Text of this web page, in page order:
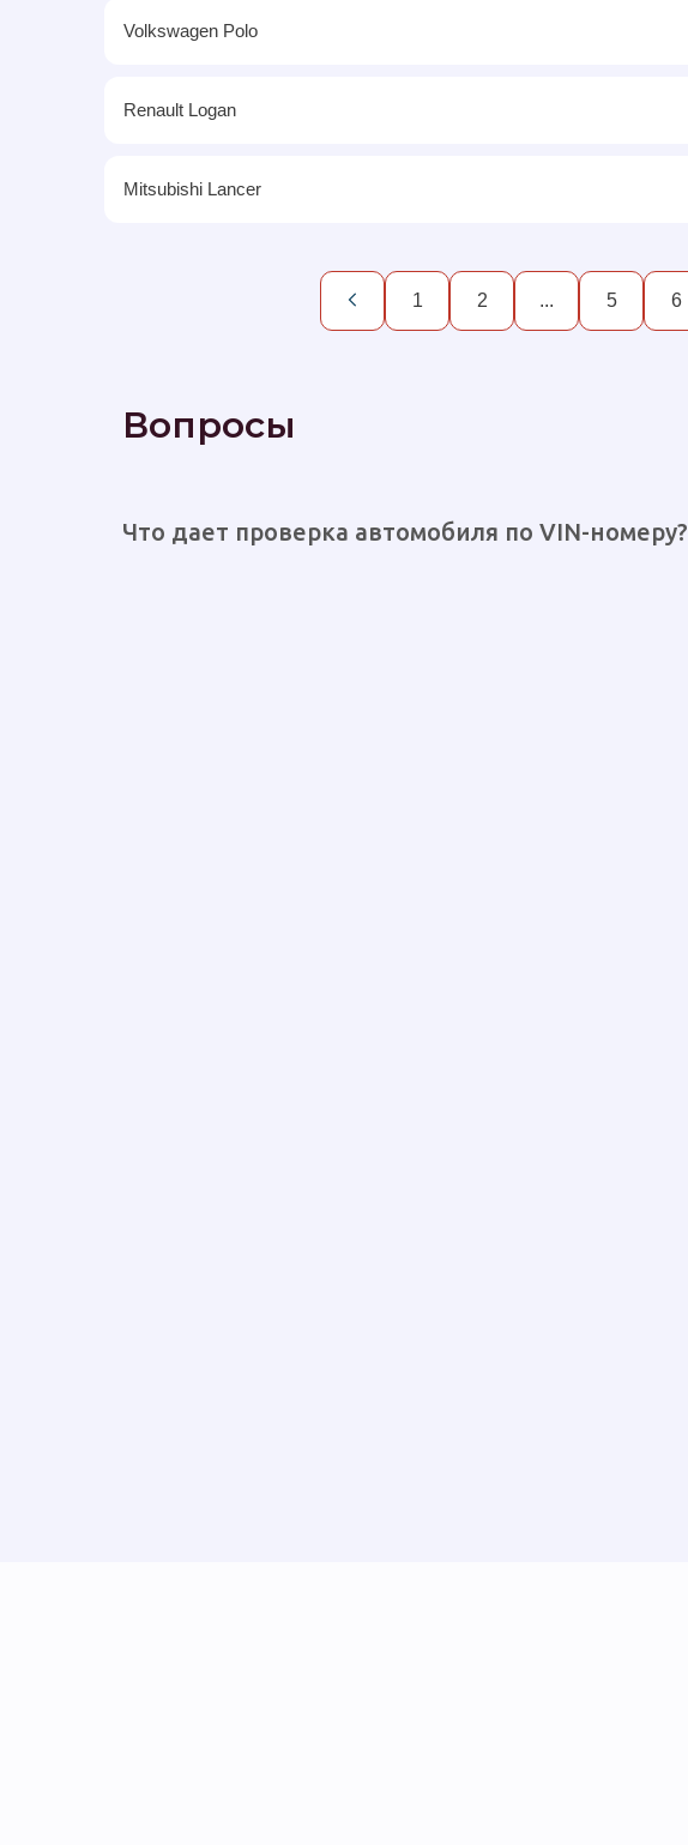
Volkswagen Polo
Renault Logan
Mitsubishi Lancer
1 2 ... 5 6
Вопросы
Что дает проверка автомобиля по VIN-номеру?